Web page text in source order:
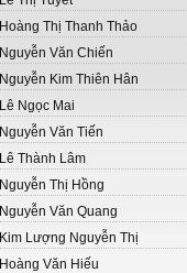
Hoàng Thị Thanh Thảo
Nguyễn Văn Chiến
Nguyễn Kim Thiên Hân
Lê Ngọc Mai
Nguyễn Văn Tiến
Lê Thành Lâm
Nguyễn Thị Hồng
Nguyễn Văn Quang
Kim Lượng Nguyễn Thị
Hoàng Văn Hiếu